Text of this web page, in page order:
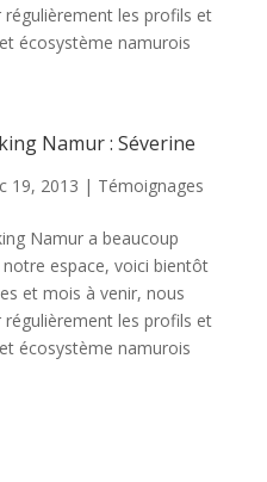
les profils et
écosystème namurois
Namur : Séverine
19, 2013 | Témoignages
Namur a beaucoup
notre espace, voici bientôt
et mois à venir, nous
les profils et
écosystème namurois